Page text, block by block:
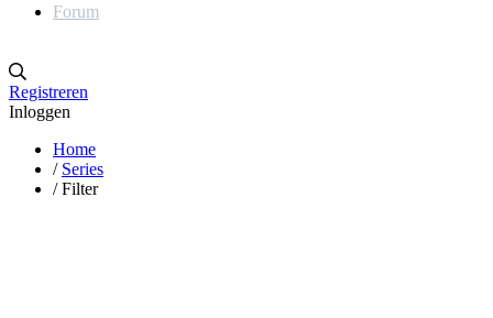
Forum
Registreren
Inloggen
Home
/ Series
/ Filter